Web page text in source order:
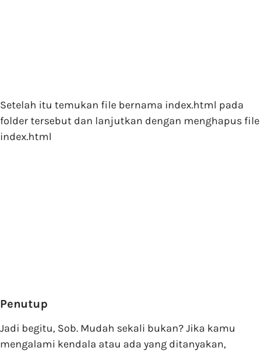
Setelah itu temukan file bernama index.html pada
folder tersebut dan lanjutkan dengan menghapus file
index.html
Penutup
Jadi begitu, Sob. Mudah sekali bukan? Jika kamu
mengalami kendala atau ada yang ditanyakan,